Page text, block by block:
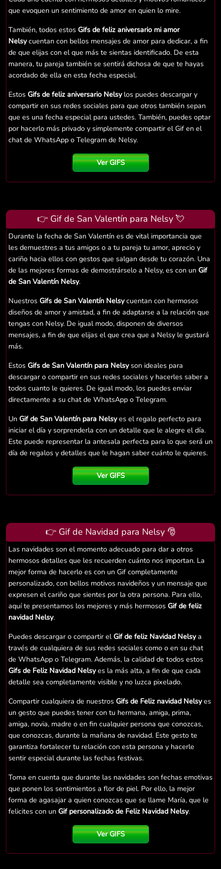
que evoquen un sentimiento de amor en quien lo mire.
También, todos estos Gifs de feliz aniversario mi amor
Nelsycuentan con bellos mensajes de amor para dedicar, a fin
de que elijas con el que más te sientas identificado. De esta
manera, tu pareja también se sentirá dichosa de que te hayas
acordado de ella en esta fecha especial.
Estos Gifs de feliz aniversario Nelsylos puedes descargar y
compartir en sus redes sociales para que otros también sepan
que es una fecha especial para ustedes. También, puedes optar
por hacerlo más privado y simplemente compartir el Gif en el
chat de WhatsApp o Telegram de Nelsy.
Ver GIFS
👉 Gif de San Valentín para Nelsy 💘
Durante la fecha de San Valentín es de vital importancia que
les demuestres a tus amigos o a tu pareja tu amor, aprecio y
cariño hacia ellos con gestos que salgan desde tu corazón. Una
de las mejores formas de demostrárselo a Nelsy, es con un Gif
de San Valentín Nelsy.
Nuestros Gifs de San Valentín Nelsycuentan con hermosos
diseños de amor y amistad, a fin de adaptarse a la relación que
tengas con Nelsy. De igual modo, disponen de diversos
mensajes, a fin de que elijas el que crea que a Nelsy le gustará
más.
Estos Gifs de San Valentín para Nelsyson ideales para
descargar o compartir en sus redes sociales y hacerles saber a
todos cuanto le quieres. De igual modo, los puedes enviar
directamente a su chat de WhatsApp o Telegram.
Un Gif de San Valentín para Nelsyes el regalo perfecto para
iniciar el día y sorprenderla con un detalle que le alegre el día.
Este puede representar la antesala perfecta para lo que será un
día de regalos y detalles que le hagan saber cuánto le quieres.
Ver GIFS
👉 Gif de Navidad para Nelsy 🎅
Las navidades son el momento adecuado para dar a otros
hermosos detalles que les recuerden cuánto nos importan. La
mejor forma de hacerlo es con un Gif completamente
personalizado, con bellos motivos navideños y un mensaje que
expresen el cariño que sientes por la otra persona. Para ello,
aquí te presentamos los mejores y más hermosos Gif de feliz
navidad Nelsy.
Puedes descargar o compartir elGif de feliz Navidad Nelsya
través de cualquiera de sus redes sociales como o en su chat
de WhatsApp o Telegram. Además, la calidad de todos estos
Gifs de Feliz Navidad Nelsyes la más alta, a fin de que cada
detalle sea completamente visible y no luzca pixelado.
Compartir cualquiera de nuestros Gifs de Feliz navidad Nelsyes
un gesto que puedes tener con tu hermana, amiga, prima,
amiga, novia, madre o en fin cualquier persona que conozcas,
que conozcas, durante la mañana de navidad. Este gesto te
garantiza fortalecer tu relación con esta persona y hacerle
sentir especial durante las fechas festivas.
Toma en cuenta que durante las navidades son fechas emotivas
que ponen los sentimientos a flor de piel. Por ello, la mejor
forma de agasajar a quien conozcas que se llame María, que le
felicites con un Gif personalizado de Feliz Navidad Nelsy.
Ver GIFS